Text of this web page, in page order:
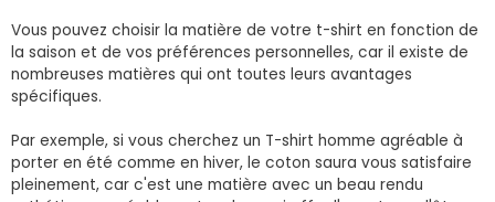
Vous pouvez choisir la matière de votre t-shirt en fonction de
la saison et de vos préférences personnelles, car il existe de
nombreuses matières qui ont toutes leurs avantages
spécifiques.
Par exemple, si vous cherchez un T-shirt homme agréable à
porter en été comme en hiver, le coton saura vous satisfaire
pleinement, car c'est une matière avec un beau rendu